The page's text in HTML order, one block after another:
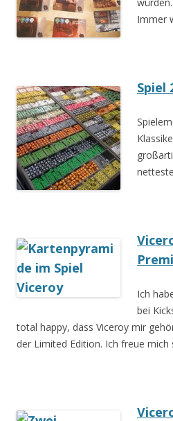
Immer
Spiel
Ich
bei
total happy, dass Viceroy mir
der Limited Edition. Ich freue